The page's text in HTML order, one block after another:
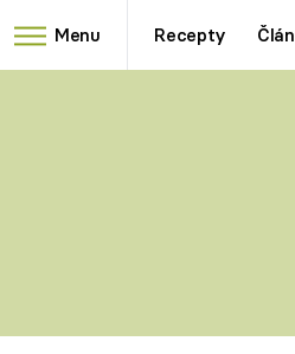
Menu Recepty